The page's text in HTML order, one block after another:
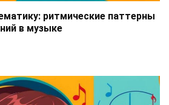
ритмические паттерны
в музыке